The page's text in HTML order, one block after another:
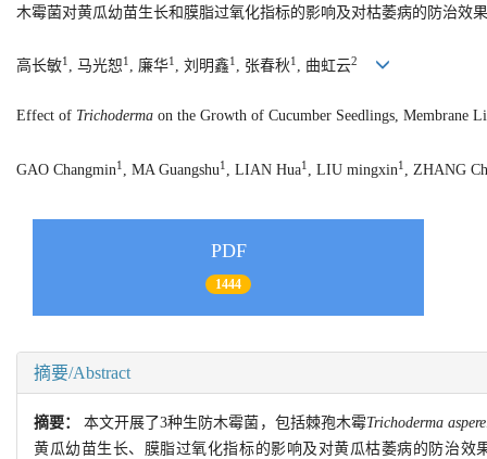
木霉菌对黄瓜幼苗生长和膜脂过氧化指标的影响及对枯萎病的防治效果
高长敏1 , 马光恕1 , 廉华1 , 刘明鑫1 , 张春秋1 , 曲虹云2
Effect of Trichoderma on the Growth of Cucumber Seedlings, Membrane
GAO Changmin1 , MA Guangshu1 , LIAN Hua1 , LIU mingxin1 , ZHANG
PDF
1444
摘要/Abstract
摘要：本文开展了3种生防木霉菌，包括棘孢木霉Trichoderma
黄瓜幼苗生长、膜脂过氧化指标的影响及对黄瓜枯萎病的防治